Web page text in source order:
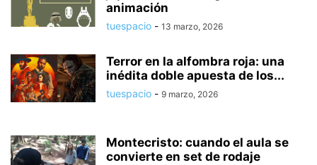
animación
tuespacio - 13 marzo, 2026
Terror en la alfombra roja: una
inédita doble apuesta de los...
tuespacio - 9 marzo, 2026
Montecristo: cuando el aula se
convierte en set de rodaje